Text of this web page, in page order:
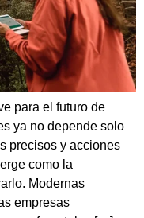
para el futuro de
ya no depende solo
precisos y acciones
como la
Modernas
empresas